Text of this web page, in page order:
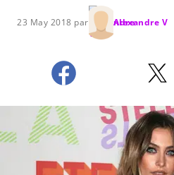
23 May 2018 par Alexandre V